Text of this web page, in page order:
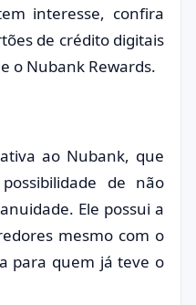
interesse, confira
de crédito digitais
o Nubank Rewards.
ao Nubank, que
de não
Ele possui a
mesmo com o
para quem já teve o